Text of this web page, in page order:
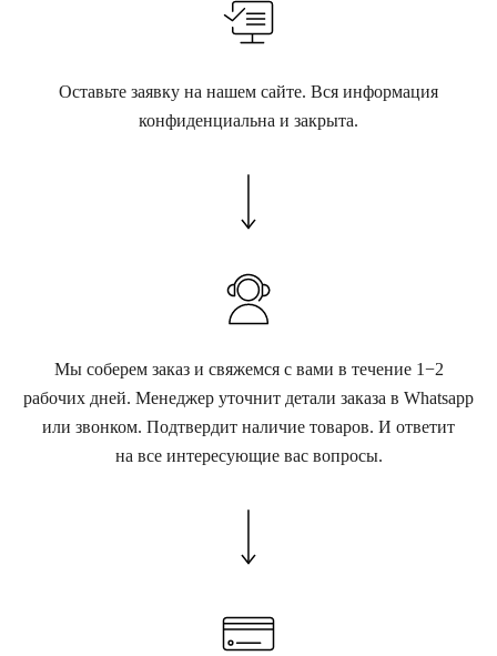
Оставьте заявку на нашем сайте. Вся информация
конфиденциальна и закрыта.
Мы соберем заказ и свяжемся с вами в течение 1−2
рабочих дней. Менеджер уточнит детали заказа в Whatsapp
или звонком. Подтвердит наличие товаров. И ответит
на все интересующие вас вопросы.